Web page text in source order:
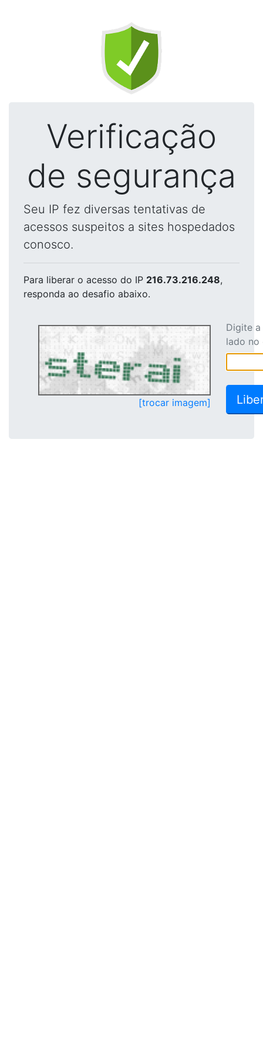
Verificação
de segurança
Seu IP fez diversas tentativas de
acessos suspeitos a sites hospedados
conosco.
Para liberar o acesso do IP 216.73.216.248,
responda ao desafio abaixo.
[trocar imagem]
Digite
lado no